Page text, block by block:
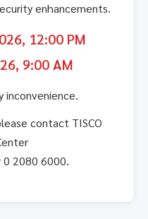
enhancements.
12:00 PM
9:00 AM
inconvenience.
contact TISCO
2080 6000.